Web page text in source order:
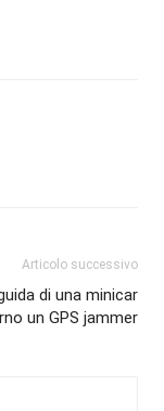
Articolo successivo
di una minicar
un GPS jammer